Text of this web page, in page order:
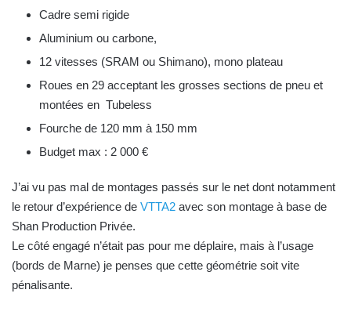
Cadre semi rigide
Aluminium ou carbone,
12 vitesses (SRAM ou Shimano), mono plateau
Roues en 29 acceptant les grosses sections de pneu et
montées en Tubeless
Fourche de 120 mm à 150 mm
Budget max : 2 000 €
J’ai vu pas mal de montages passés sur le net dont notamment
le retour d’expérience de VTTA2 avec son montage à base de
Shan Production Privée.
Le côté engagé n’était pas pour me déplaire, mais à l’usage
(bords de Marne) je penses que cette géométrie soit vite
pénalisante.